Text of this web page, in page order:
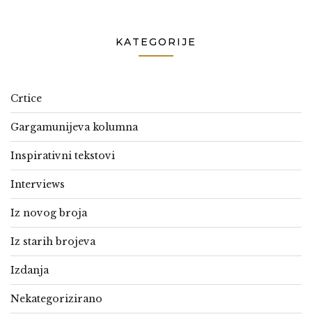
KATEGORIJE
Crtice
Gargamunijeva kolumna
Inspirativni tekstovi
Interviews
Iz novog broja
Iz starih brojeva
Izdanja
Nekategorizirano